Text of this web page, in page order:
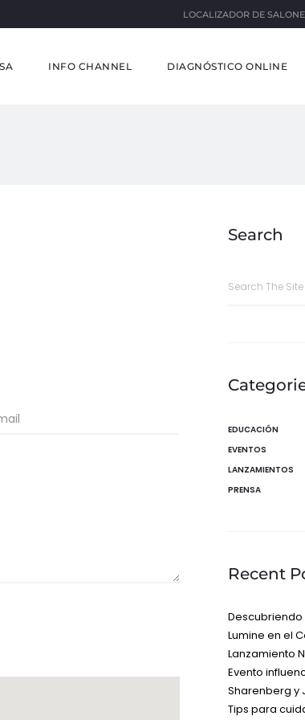
LOCALIZADOR DE
INFO CHANNEL DIAGNÓSTICO ONLINE
Search
EDUCACIÓN
EVENTOS
LANZAMIENTOS
PRENSA
Recent
Descubriendo
Lumine en el
Lanzamiento
Evento
Sharenberg y
Tips para